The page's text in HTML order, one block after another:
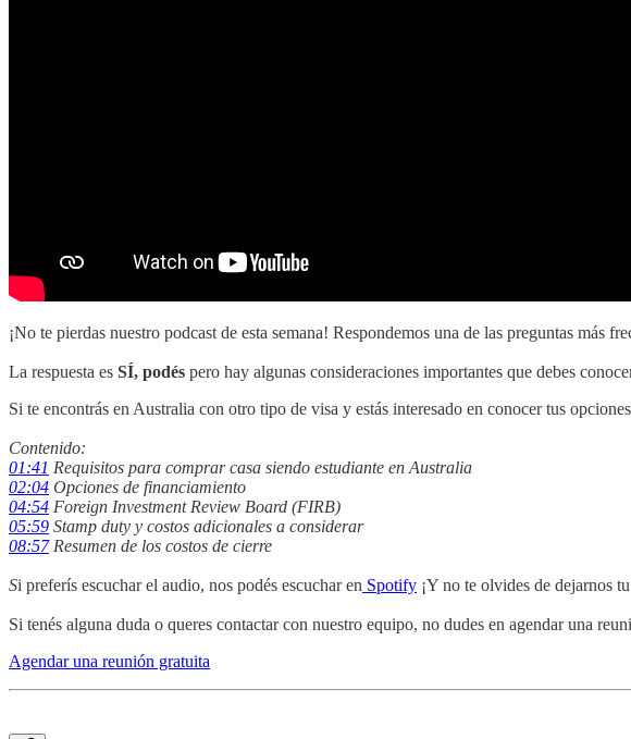
¡No te pierdas nuestro podcast de esta semana! Respondemos una de las preguntas más
La respuesta es SÍ, podés pero hay algunas consideraciones importantes que debes
Si te encontrás en Australia con otro tipo de visa y estás interesado en conocer tus
Contenido:
01:41 Requisitos para comprar casa siendo estudiante en Australia
02:04 Opciones de financiamiento
04:54 Foreign Investment Review Board (FIRB)
05:59 Stamp duty y costos adicionales a considerar
08:57Resumen de los costos de cierre
Si preferís escuchar el audio, nos podés escuchar en Spotify ¡Y no te olvides de dejarnos
Si tenés alguna duda o queres contactar con nuestro equipo, no dudes en agendar una
Agendar una reunión gratuita